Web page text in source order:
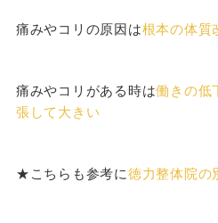
痛みやコリの原因は根本の体質
痛みやコリがある時は働きの低
張して大きい
★こちらも参考に徳力整体院の